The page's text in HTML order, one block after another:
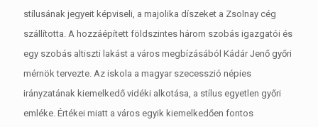
stílusának jegyeit képviseli, a majolika díszeket a Zsolnay cég
szállította. A hozzáépített földszintes három szobás igazgatói és
egy szobás altiszti lakást a város megbízásából Kádár Jenő győri
mérnök tervezte. Az iskola a magyar szecesszió népies
irányzatának kiemelkedő vidéki alkotása, a stílus egyetlen győri
emléke. Értékei miatt a város egyik kiemelkedően fontos